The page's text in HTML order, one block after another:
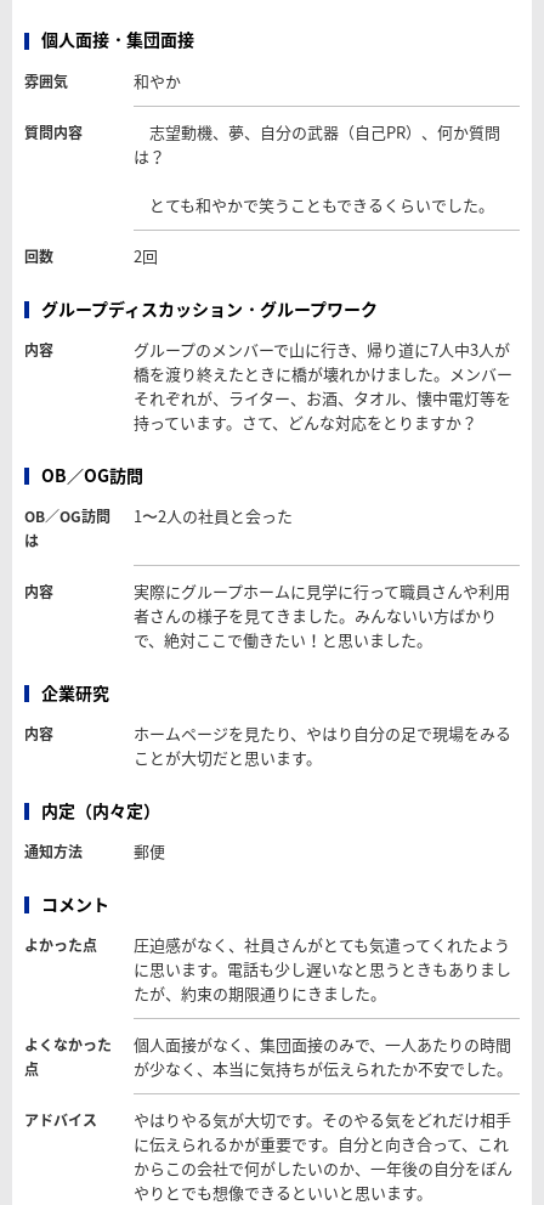
個人面接・集団面接
雰囲気 和やか
質問内容
志望動機、夢、自分の武器（自己PR）、何か質問
は？
とても和やかで笑うこともできるくらいでした。
回数 2回
グループディスカッション・グループワーク
内容
グループのメンバーで山に行き、帰り道に7人中3人が
橋を渡り終えたときに橋が壊れかけました。メンバー
それぞれが、ライター、お酒、タオル、懐中電灯等を
持っています。さて、どんな対応をとりますか？
OB／OG訪問
OB／OG訪問
は
1〜2人の社員と会った
内容
実際にグループホームに見学に行って職員さんや利用
者さんの様子を見てきました。みんないい方ばかり
で、絶対ここで働きたい！と思いました。
企業研究
内容
ホームページを見たり、やはり自分の足で現場をみる
ことが大切だと思います。
内定（内々定）
通知方法 郵便
コメント
よかった点
圧迫感がなく、社員さんがとても気遣ってくれたよう
に思います。電話も少し遅いなと思うときもありまし
たが、約束の期限通りにきました。
よくなかった
点
個人面接がなく、集団面接のみで、一人あたりの時間
が少なく、本当に気持ちが伝えられたか不安でした。
アドバイス
やはりやる気が大切です。そのやる気をどれだけ相手
に伝えられるかが重要です。自分と向き合って、これ
からこの会社で何がしたいのか、一年後の自分をぼん
やりとでも想像できるといいと思います。